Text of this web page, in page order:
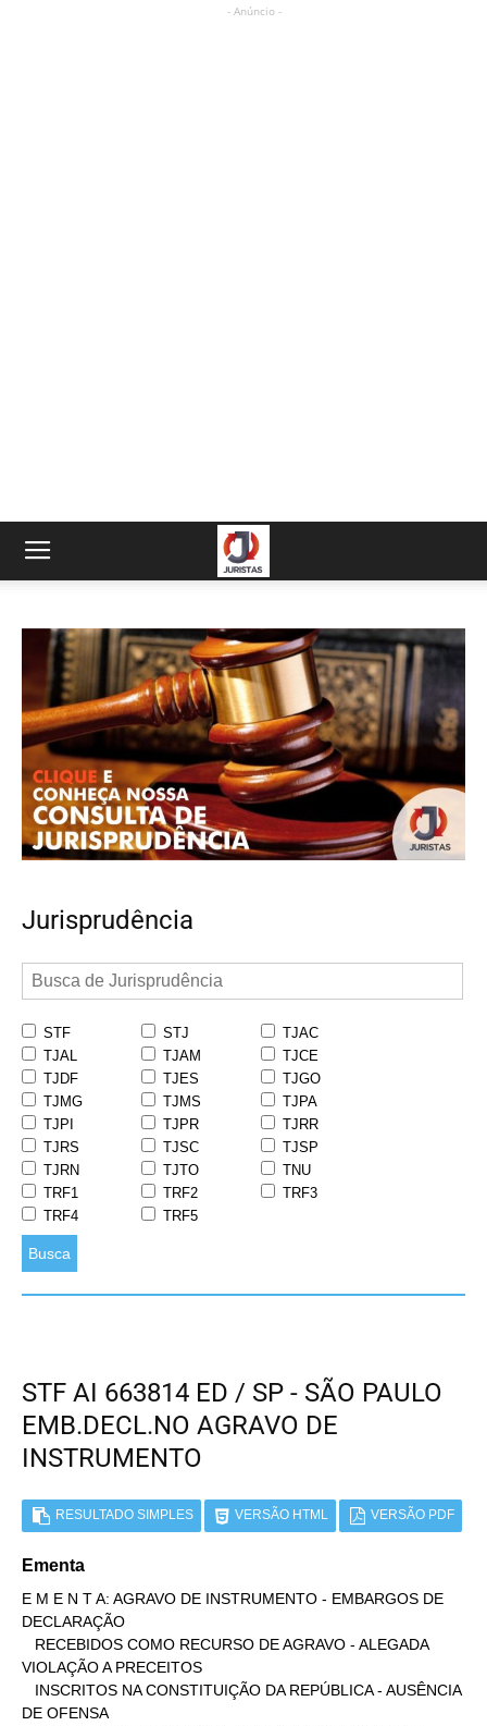
- Anúncio -
Jurisprudência
STF STJ
TJAC
TJAL
TJAM
TJCE
TJDF
TJES
TJGO
TJMG
TJMS
TJPA
TJPI
TJPR
TJRR
TJRS
TJSC
TJSP
TJRN
TJTO
TNU
TRF1
TRF2
TRF3
TRF4
TRF5
Busca
STF AI 663814 ED / SP - SÃO PAULO
EMB.DECL.NO AGRAVO DE
INSTRUMENTO
RESULTADO SIMPLES VERSÃO HTML VERSÃO PDF
Ementa
E M E N T A: AGRAVO DE INSTRUMENTO - EMBARGOS DE
DECLARAÇÃO
VIOLAÇÃO A PRECEITOS
DE OFENSA